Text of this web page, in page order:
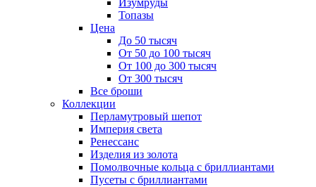
Изумруды
Топазы
Цена
До 50 тысяч
От 50 до 100 тысяч
От 100 до 300 тысяч
От 300 тысяч
Все броши
Коллекции
Перламутровый шепот
Империя света
Ренессанс
Изделия из золота
Помолвочные кольца с бриллиантами
Пусеты с бриллиантами